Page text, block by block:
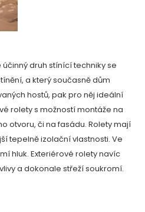
druh stínící techniky se
a který současně dům
hostů, pak pro něj ideální
rolety s možností montáže na
otvoru, či na fasádu. Rolety mají
tepelně izolační vlastnosti. Ve
hluk. Exteriérové rolety navíc
a dokonale střeží soukromí.